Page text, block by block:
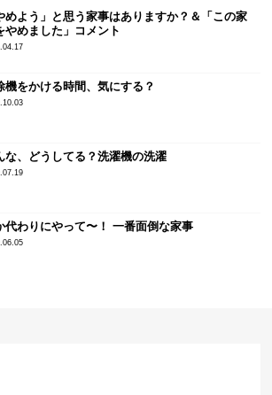
めよう」と思う家事はありますか？＆「この家
やめました」コメント
機をかける時間、気にする？
な、どうしてる？洗濯機の洗濯
代わりにやって〜！ 一番面倒な家事